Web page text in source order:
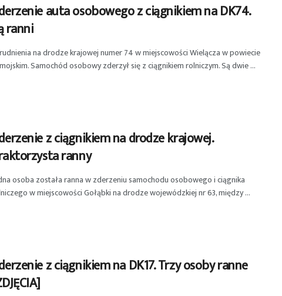
auta osobowego z ciągnikiem na DK74.
ranni
na drodze krajowej numer 74 w miejscowości Wielącza w powiecie
Samochód osobowy zderzył się z ciągnikiem rolniczym. Są dwie ...
z ciągnikiem na drodze krajowej.
ranny
osoba została ranna w zderzeniu samochodu osobowego i ciągnika
w miejscowości Gołąbki na drodze wojewódzkiej nr 63, między ...
z ciągnikiem na DK17. Trzy osoby ranne